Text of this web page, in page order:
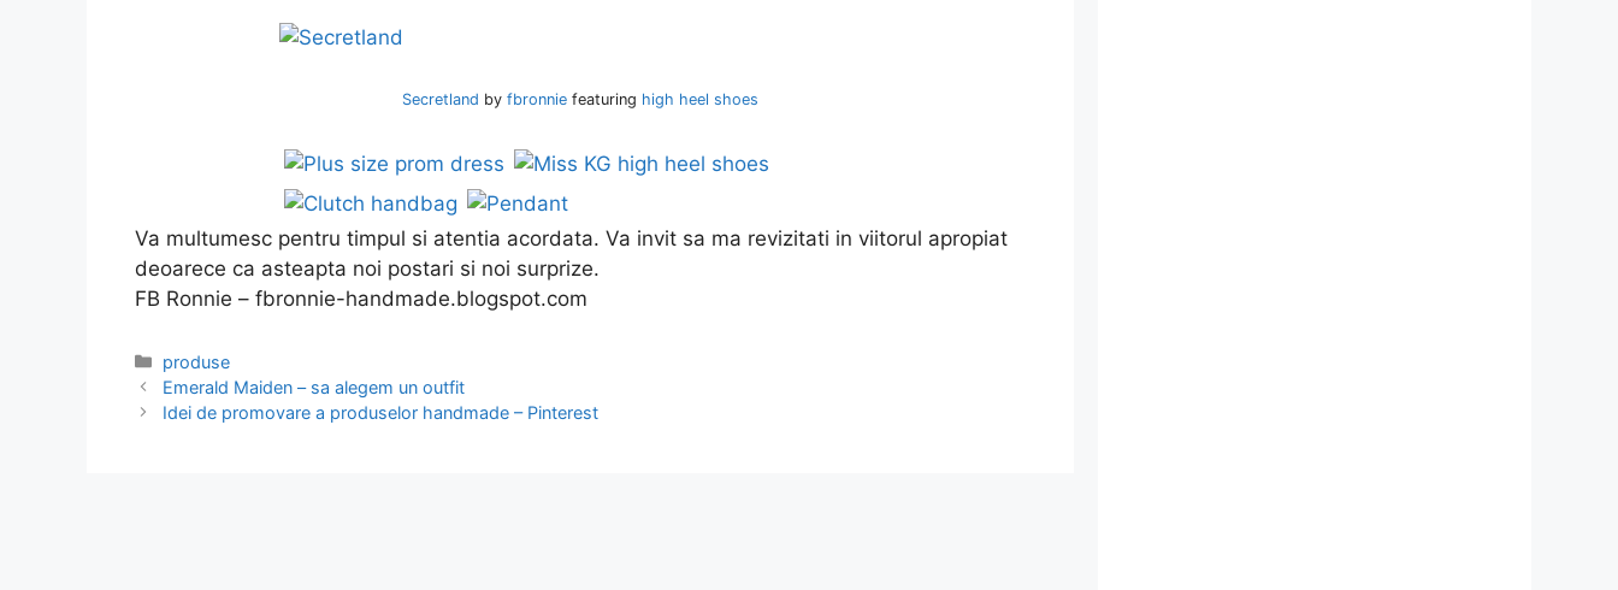
Secretland by fbronnie featuring high heel shoes
Va multumesc pentru timpul si atentia acordata. Va invit sa ma revizitati in viitorul apropiat
deoarece ca asteapta noi postari si noi surprize.
FB Ronnie – fbronnie-handmade.blogspot.com
Categories
produse
Emerald Maiden – sa alegem un outfit
Idei de promovare a produselor handmade – Pinterest